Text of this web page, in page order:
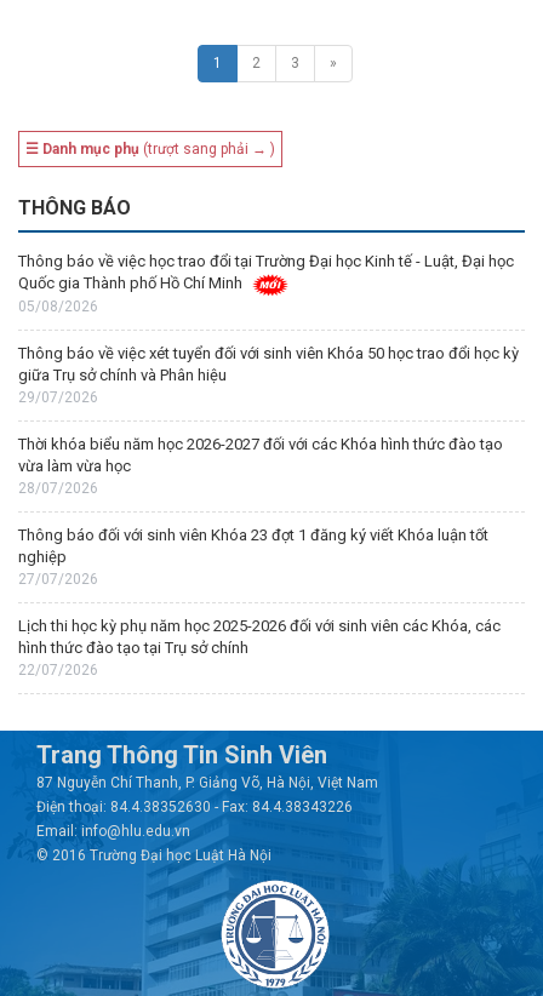
1 2 3 »
☰ Danh mục phụ (trượt sang phải → )
THÔNG BÁO
Thông báo về việc học trao đổi tại Trường Đại học Kinh tế - Luật, Đại học
Quốc gia Thành phố Hồ Chí Minh
05/08/2026
Thông báo về việc xét tuyển đối với sinh viên Khóa 50 học trao đổi học kỳ
giữa Trụ sở chính và Phân hiệu
29/07/2026
Thời khóa biểu năm học 2026-2027 đối với các Khóa hình thức đào tạo
vừa làm vừa học
28/07/2026
Thông báo đối với sinh viên Khóa 23 đợt 1 đăng ký viết Khóa luận tốt
nghiệp
27/07/2026
Lịch thi học kỳ phụ năm học 2025-2026 đối với sinh viên các Khóa, các
hình thức đào tạo tại Trụ sở chính
22/07/2026
Trang Thông Tin Sinh Viên
87 Nguyễn Chí Thanh, P. Giảng Võ, Hà Nội, Việt Nam
Điện thoại: 84.4.38352630 - Fax: 84.4.38343226
Email: info@hlu.edu.vn
© 2016 Trường Đại học Luật Hà Nội